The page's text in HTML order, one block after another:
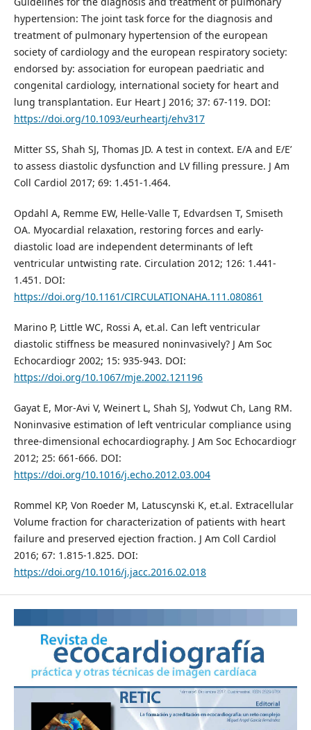
hypertension: The joint task force for the diagnosis and
treatment of pulmonary hypertension of the european
society of cardiology and the european respiratory society:
endorsed by: association for european paedriatic and
congenital cardiology, international society for heart and
lung transplantation. Eur Heart J 2016; 37: 67-119. DOI:
https://doi.org/10.1093/eurheartj/ehv317
Mitter SS, Shah SJ, Thomas JD. A test in context. E/A and E/E’
to assess diastolic dysfunction and LV filling pressure. J Am
Coll Cardiol 2017; 69: 1.451-1.464.
Opdahl A, Remme EW, Helle-Valle T, Edvardsen T, Smiseth
OA. Myocardial relaxation, restoring forces and early-
diastolic load are independent determinants of left
ventricular untwisting rate. Circulation 2012; 126: 1.441-
1.451. DOI:
https://doi.org/10.1161/CIRCULATIONAHA.111.080861
Marino P, Little WC, Rossi A, et.al. Can left ventricular
diastolic stiffness be measured noninvasively? J Am Soc
Echocardiogr 2002; 15: 935-943. DOI:
https://doi.org/10.1067/mje.2002.121196
Gayat E, Mor-Avi V, Weinert L, Shah SJ, Yodwut Ch, Lang RM.
Noninvasive estimation of left ventricular compliance using
three-dimensional echocardiography. J Am Soc Echocardiogr
2012; 25: 661-666. DOI:
https://doi.org/10.1016/j.echo.2012.03.004
Rommel KP, Von Roeder M, Latuscynski K, et.al. Extracellular
Volume fraction for characterization of patients with heart
failure and preserved ejection fraction. J Am Coll Cardiol
2016; 67: 1.815-1.825. DOI:
https://doi.org/10.1016/j.jacc.2016.02.018